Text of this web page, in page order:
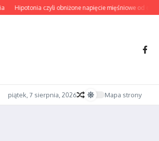
Hipotonia czyli obniżone napięcie mięśniowe od
piątek, 7 sierpnia, 2026 Mapa strony